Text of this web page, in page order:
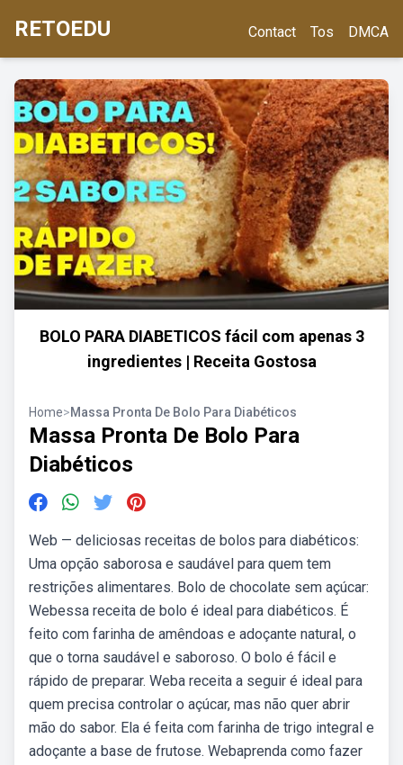
RETOEDU Contact Tos DMCA
BOLO PARA DIABETICOS fácil com apenas 3
ingredientes | Receita Gostosa
Home>Massa Pronta De Bolo Para Diabéticos
Massa Pronta De Bolo Para
Diabéticos
Web — deliciosas receitas de bolos para diabéticos:
Uma opção saborosa e saudável para quem tem
restrições alimentares. Bolo de chocolate sem açúcar:
Webessa receita de bolo é ideal para diabéticos. É
feito com farinha de amêndoas e adoçante natural, o
que o torna saudável e saboroso. O bolo é fácil e
rápido de preparar. Weba receita a seguir é ideal para
quem precisa controlar o açúcar, mas não quer abrir
mão do sabor. Ela é feita com farinha de trigo integral e
adoçante a base de frutose. Webaprenda como fazer